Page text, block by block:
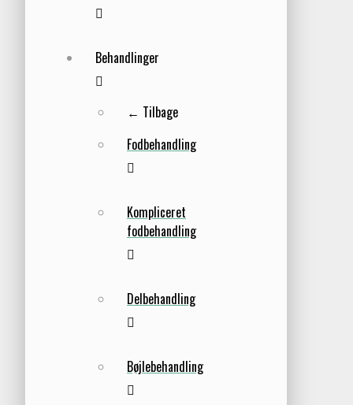
Behandlinger
← Tilbage
Fodbehandling
Kompliceret
fodbehandling
Delbehandling
Bøjlebehandling